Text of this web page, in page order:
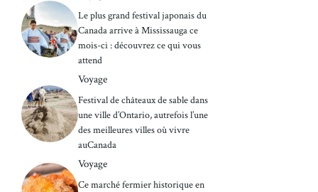
Le plus grand festival japonais du
Canada arrive à Mississauga ce
mois-ci : découvrez ce qui vous
attend
Voyage
Festival de châteaux de sable dans
une ville d’Ontario, autrefois l’une
des meilleures villes où vivre
auCanada
Voyage
Ce marché fermier historique en